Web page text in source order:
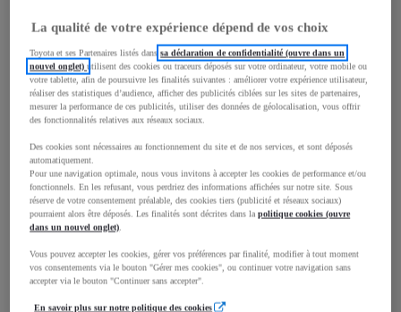
Longueur
3 700mm
Hauteur
1 510
Largeur
1 740 mm
Consommation mixte
La qualité de votre expérience dépend de vos choix
Toyota et ses Partenaires listés danssa déclaration de confidentialité (ouvre dans un
nouvel onglet)utilisent des cookies ou traceurs déposés sur votre ordinateur, votre mobile ou
votre tablette, afin de poursuivre les finalités suivantes : améliorer votre expérience utilisateur,
réaliser des statistiques d’audience, afficher des publicités ciblées sur les sites de partenaires,
mesurer la performance de ces publicités, utiliser des données de géolocalisation, vous offrir
des fonctionnalités relatives aux réseaux sociaux.
Des cookies sont nécessaires au fonctionnement du site et de nos services, et sont déposés
automatiquement.
Pour une navigation optimale, nous vous invitons à accepter les cookies de performance et/ou
fonctionnels. En les refusant, vous perdriez des informations affichées sur notre site. Sous
réserve de votre consentement préalable, des cookies tiers (publicité et réseaux sociaux)
pourraient alors être déposés. Les finalités sont décrites dans lapolitique cookies (ouvre
dans un nouvel onglet).
Vous pouvez accepter les cookies, gérer vos préférences par finalité, modifier à tout moment
vos consentements via le bouton "Gérer mes cookies", ou continuer votre navigation sans
accepter via le bouton "Continuer sans accepter".
En savoir plus sur notre politique des cookies